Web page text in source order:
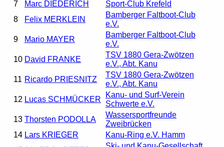
7 Marc DIEDERICH
Sport-Club Krefeld
8
Felix MERKLEIN
Bamberger Faltboot-Club
e.V.
9
Mario MAYER
Bamberger Faltboot-Club
e.V.
10 David FRANKE
TSV 1880 Gera-Zwötzen
e.V., Abt. Kanu
11 Ricardo PRIESNITZ
TSV 1880 Gera-Zwötzen
e.V., Abt. Kanu
12 Lucas SCHMÜCKER
Kanu- und Surf-Verein
Schwerte e.V.
13 Thorsten PODOLLA
Wassersportfreunde
Zweibrücken
14 Lars KRIEGER
Kanu-Ring e.V. Hamm